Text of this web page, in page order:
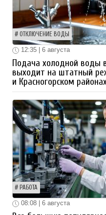
ОТКЛЮЧЕНИЕ ВОДЫ
12:35 | 6 августа
Подача холодной воды
выходит на штатный
и Красногорском
РАБОТА
08:08 | 6 августа